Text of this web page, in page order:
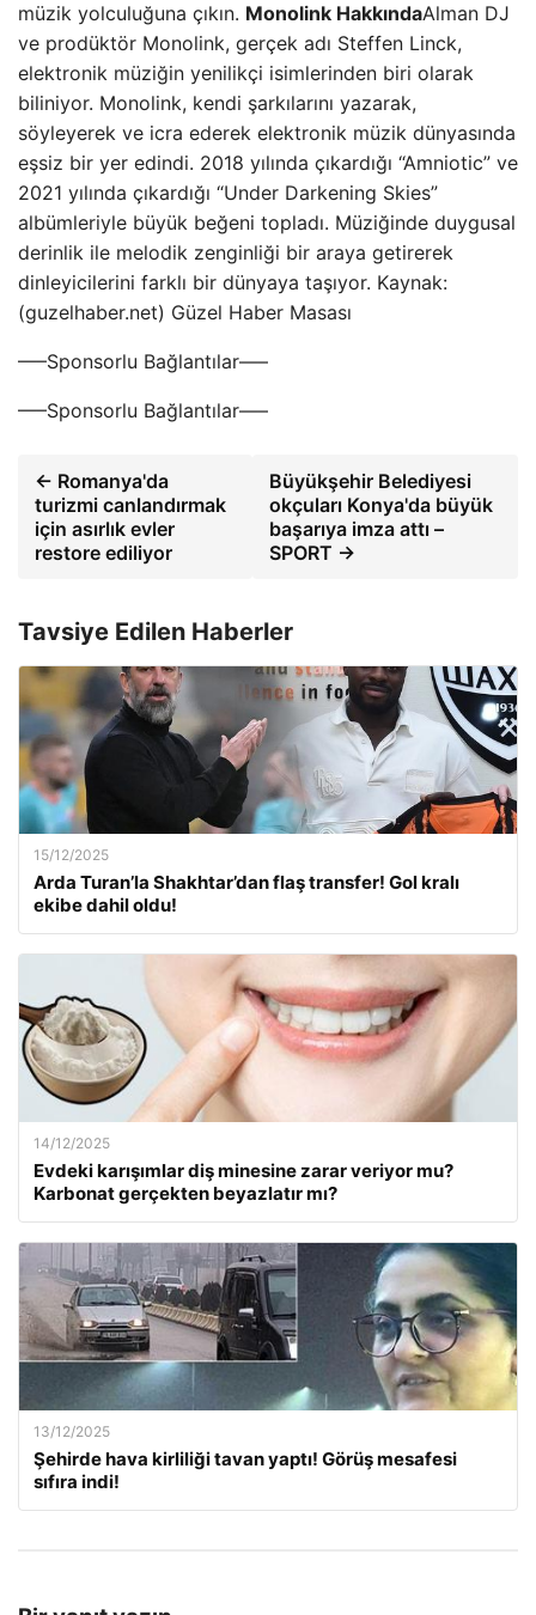
müzik yolculuğuna çıkın. Monolink HakkındaAlman DJ
ve prodüktör Monolink, gerçek adı Steffen Linck,
elektronik müziğin yenilikçi isimlerinden biri olarak
biliniyor. Monolink, kendi şarkılarını yazarak,
söyleyerek ve icra ederek elektronik müzik dünyasında
eşsiz bir yer edindi. 2018 yılında çıkardığı “Amniotic” ve
2021 yılında çıkardığı “Under Darkening Skies”
albümleriyle büyük beğeni topladı. Müziğinde duygusal
derinlik ile melodik zenginliği bir araya getirerek
dinleyicilerini farklı bir dünyaya taşıyor. Kaynak:
(guzelhaber.net) Güzel Haber Masası
—–Sponsorlu Bağlantılar—–
—–Sponsorlu Bağlantılar—–
← Romanya'da
turizmi canlandırmak
için asırlık evler
restore ediliyor
Büyükşehir Belediyesi
okçuları Konya'da büyük
başarıya imza attı –
SPORT →
Tavsiye Edilen Haberler
15/12/2025
Arda Turan’la Shakhtar’dan flaş transfer! Gol kralı
ekibe dahil oldu!
14/12/2025
Evdeki karışımlar diş minesine zarar veriyor mu?
Karbonat gerçekten beyazlatır mı?
13/12/2025
Şehirde hava kirliliği tavan yaptı! Görüş mesafesi
sıfıra indi!